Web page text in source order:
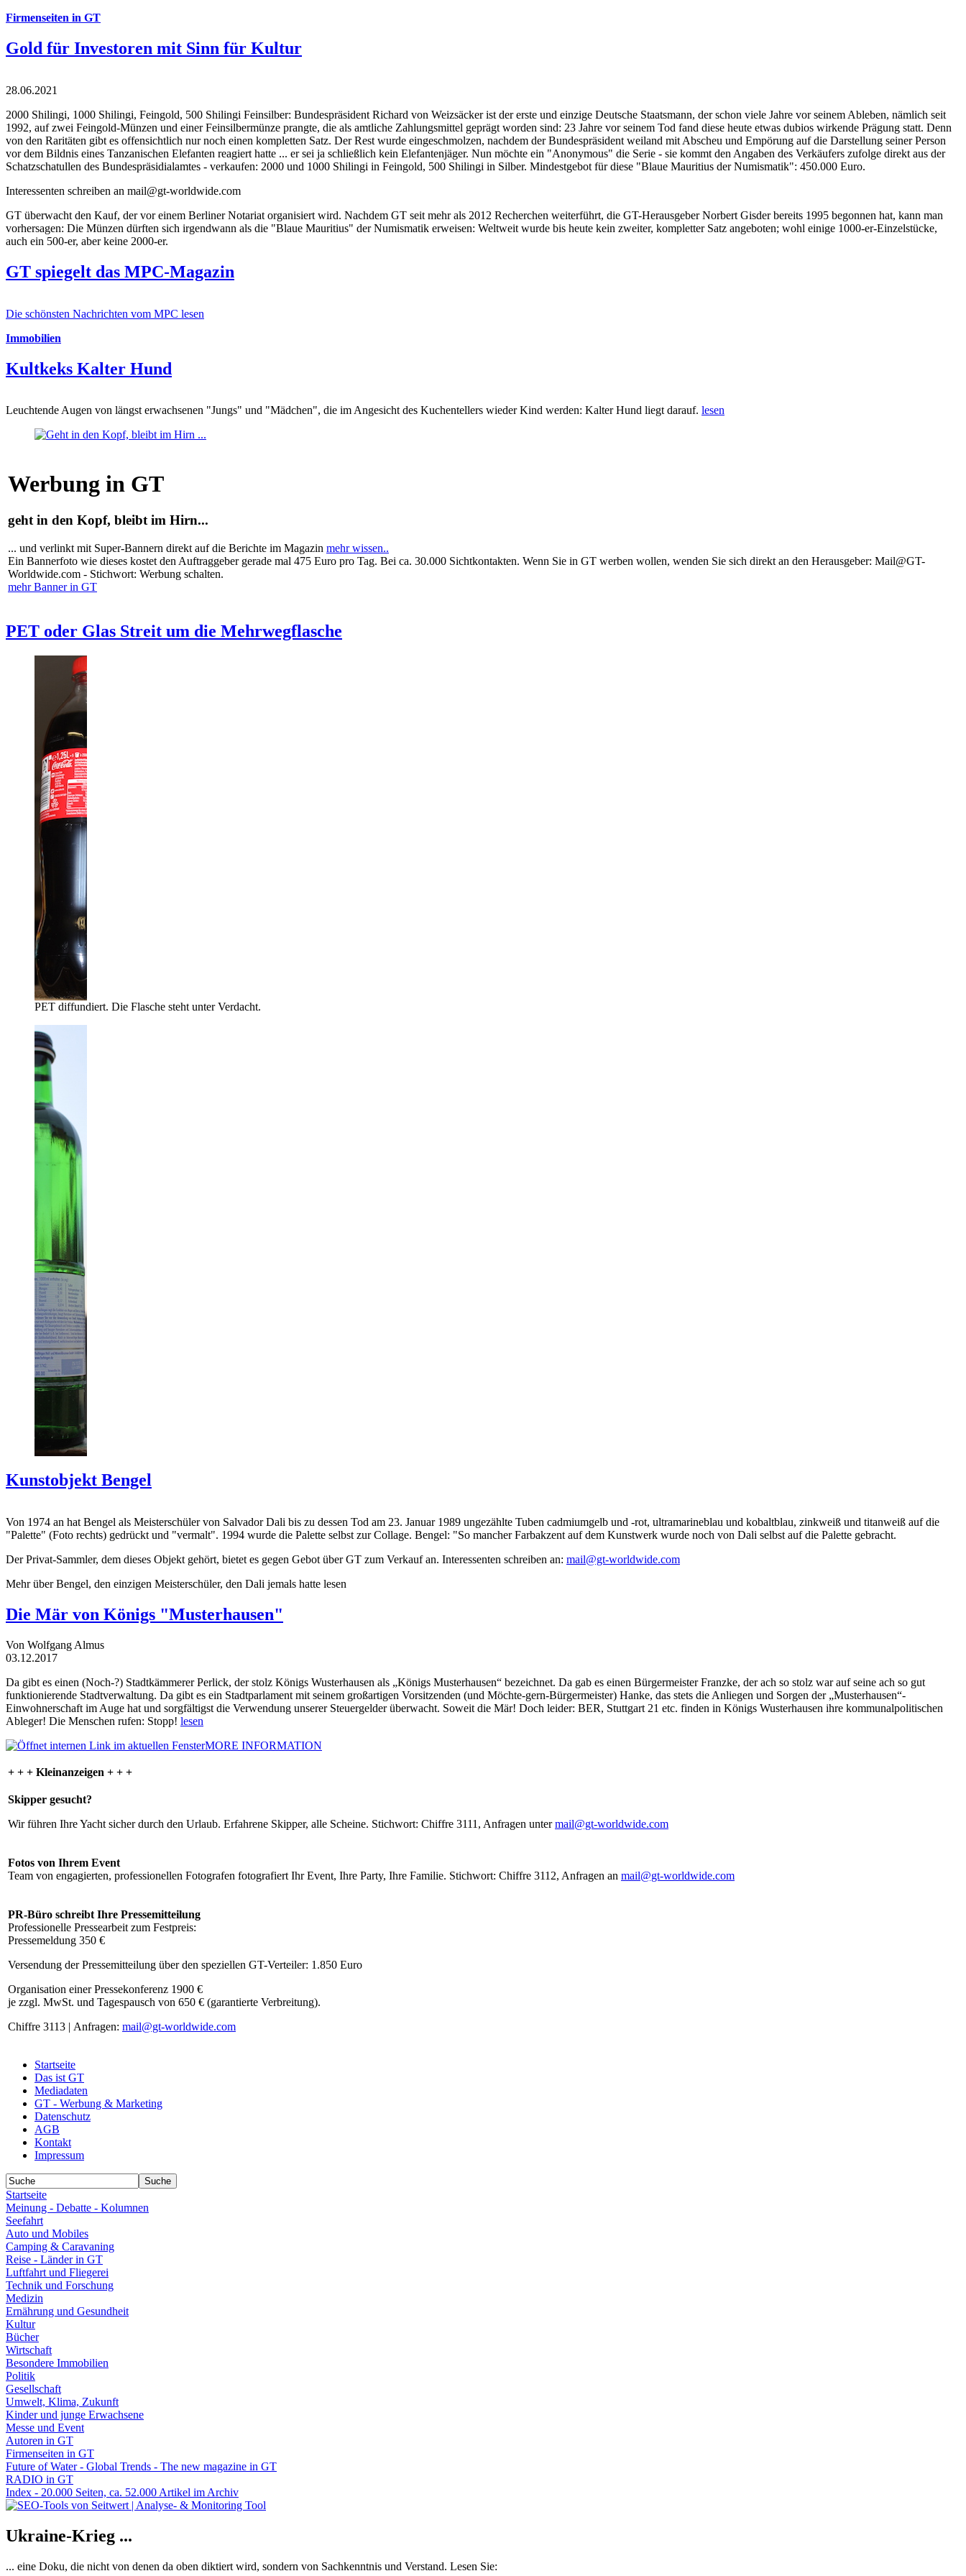
Firmenseiten in GT
Gold für Investoren mit Sinn für Kultur
28.06.2021
2000 Shilingi, 1000 Shilingi, Feingold, 500 Shilingi Feinsilber: Bundespräsident Richard von Weizsäcker ist der erste und einzige Deutsche Staatsmann, der schon viele Jahre vor seinem Ableben, nämlich seit
1992, auf zwei Feingold-Münzen und einer Feinsilbermünze prangte, die als amtliche Zahlungsmittel geprägt worden sind: 23 Jahre vor seinem Tod fand diese heute etwas dubios wirkende Prägung statt. Denn
von den Raritäten gibt es offensichtlich nur noch einen kompletten Satz. Der Rest wurde eingeschmolzen, nachdem der Bundespräsident weiland mit Abscheu und Empörung auf die Darstellung seiner Person
vor dem Bildnis eines Tanzanischen Elefanten reagiert hatte ... er sei ja schließlich kein Elefantenjäger. Nun möchte ein "Anonymous" die Serie - sie kommt den Angaben des Verkäufers zufolge direkt aus der
Schatzschatullen des Bundespräsidialamtes - verkaufen: 2000 und 1000 Shilingi in Feingold, 500 Shilingi in Silber. Mindestgebot für diese "Blaue Mauritius der Numismatik": 450.000 Euro.
Interessenten schreiben an mail@gt-worldwide.com
GT überwacht den Kauf, der vor einem Berliner Notariat organisiert wird. Nachdem GT seit mehr als 2012 Recherchen weiterführt, die GT-Herausgeber Norbert Gisder bereits 1995 begonnen hat, kann man
vorhersagen: Die Münzen dürften sich irgendwann als die "Blaue Mauritius" der Numismatik erweisen: Weltweit wurde bis heute kein zweiter, kompletter Satz angeboten; wohl einige 1000-er-Einzelstücke,
auch ein 500-er, aber keine 2000-er.
GT spiegelt das MPC-Magazin
Die schönsten Nachrichten vom MPC lesen
Immobilien
Kultkeks Kalter Hund
Leuchtende Augen von längst erwachsenen "Jungs" und "Mädchen", die im Angesicht des Kuchentellers wieder Kind werden: Kalter Hund liegt darauf. lesen
Werbung in GT
geht in den Kopf, bleibt im Hirn...
... und verlinkt mit Super-Bannern direkt auf die Berichte im Magazin mehr wissen..
Ein Bannerfoto wie dieses kostet den Auftraggeber gerade mal 475 Euro pro Tag. Bei ca. 30.000 Sichtkontakten. Wenn Sie in GT werben wollen, wenden Sie sich direkt an den Herausgeber: Mail@GT-
Worldwide.com - Stichwort: Werbung schalten.
mehr Banner in GT
PET oder Glas Streit um die Mehrwegflasche
PET diffundiert. Die Flasche steht unter Verdacht.
Kunstobjekt Bengel
Von 1974 an hat Bengel als Meisterschüler von Salvador Dali bis zu dessen Tod am 23. Januar 1989 ungezählte Tuben cadmiumgelb und -rot, ultramarineblau und kobaltblau, zinkweiß und titanweiß auf die
"Palette" (Foto rechts) gedrückt und "vermalt". 1994 wurde die Palette selbst zur Collage. Bengel: "So mancher Farbakzent auf dem Kunstwerk wurde noch von Dali selbst auf die Palette gebracht.
Der Privat-Sammler, dem dieses Objekt gehört, bietet es gegen Gebot über GT zum Verkauf an. Interessenten schreiben an: mail@gt-worldwide.com
Mehr über Bengel, den einzigen Meisterschüler, den Dali jemals hatte lesen
Die Mär von Königs "Musterhausen"
Von Wolfgang Almus
03.12.2017
Da gibt es einen (Noch-?) Stadtkämmerer Perlick, der stolz Königs Wusterhausen als „Königs Musterhausen“ bezeichnet. Da gab es einen Bürgermeister Franzke, der ach so stolz war auf seine ach so gut
funktionierende Stadtverwaltung. Da gibt es ein Stadtparlament mit seinem großartigen Vorsitzenden (und Möchte-gern-Bürgermeister) Hanke, das stets die Anliegen und Sorgen der „Musterhausen“-
Einwohnerschaft im Auge hat und sorgfältigst die Verwendung unserer Steuergelder überwacht. Soweit die Mär! Doch leider: BER, Stuttgart 21 etc. finden in Königs Wusterhausen ihre kommunalpolitischen
Ableger! Die Menschen rufen: Stopp! lesen
MORE INFORMATION
+ + + Kleinanzeigen + + +
Skipper gesucht?
Wir führen Ihre Yacht sicher durch den Urlaub. Erfahrene Skipper, alle Scheine. Stichwort: Chiffre 3111, Anfragen untermail@gt-worldwide.com
Fotos von Ihrem Event
Team von engagierten, professionellen Fotografen fotografiert Ihr Event, Ihre Party, Ihre Familie. Stichwort: Chiffre 3112, Anfragen an mail@gt-worldwide.com
PR-Büro schreibt Ihre Pressemitteilung
Professionelle Pressearbeit zum Festpreis:
Pressemeldung 350 €
Versendung der Pressemitteilung über den speziellen GT-Verteiler: 1.850 Euro
Organisation einer Pressekonferenz 1900 €
je zzgl. MwSt. und Tagespausch von 650 € (garantierte Verbreitung).
Chiffre 3113 | Anfragen: mail@gt-worldwide.com
Startseite
Das ist GT
Mediadaten
GT - Werbung & Marketing
Datenschutz
AGB
Kontakt
Impressum
Startseite
Meinung - Debatte - Kolumnen
Seefahrt
Auto und Mobiles
Camping & Caravaning
Reise - Länder in GT
Luftfahrt und Fliegerei
Technik und Forschung
Medizin
Ernährung und Gesundheit
Kultur
Bücher
Wirtschaft
Besondere Immobilien
Politik
Gesellschaft
Umwelt, Klima, Zukunft
Kinder und junge Erwachsene
Messe und Event
Autoren in GT
Firmenseiten in GT
Future of Water - Global Trends - The new magazine in GT
RADIO in GT
Index - 20.000 Seiten, ca. 52.000 Artikel im Archiv
Ukraine-Krieg ...
... eine Doku, die nicht von denen da oben diktiert wird, sondern von Sachkenntnis und Verstand. Lesen Sie: